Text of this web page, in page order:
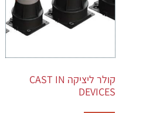
קולר ליציקה CAST IN
DEVICES